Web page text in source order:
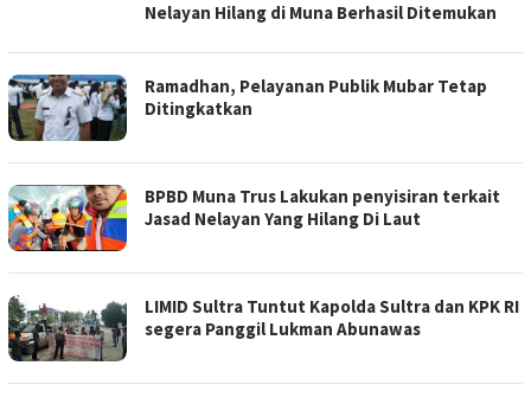
Nelayan Hilang di Muna Berhasil Ditemukan
Ramadhan, Pelayanan Publik Mubar Tetap
Ditingkatkan
BPBD Muna Trus Lakukan penyisiran terkait
Jasad Nelayan Yang Hilang Di Laut
LIMID Sultra Tuntut Kapolda Sultra dan KPK RI
segera Panggil Lukman Abunawas